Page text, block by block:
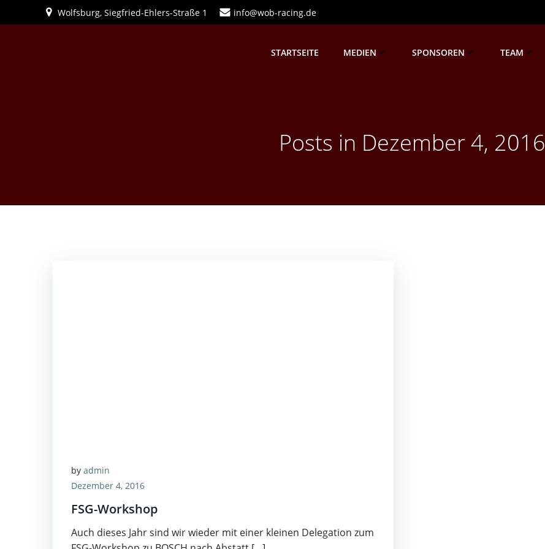
Inhalt
Wolfsburg, Siegfried-Ehlers-Straße 1 info@wob-racing.de
STARTSEITE MEDIEN SPONSOREN TEAM
Posts in Dezember 4, 2016
by admin
Dezember 4, 2016
FSG-Workshop
Auch dieses Jahr sind wir wieder mit einer kleinen Delegation zum